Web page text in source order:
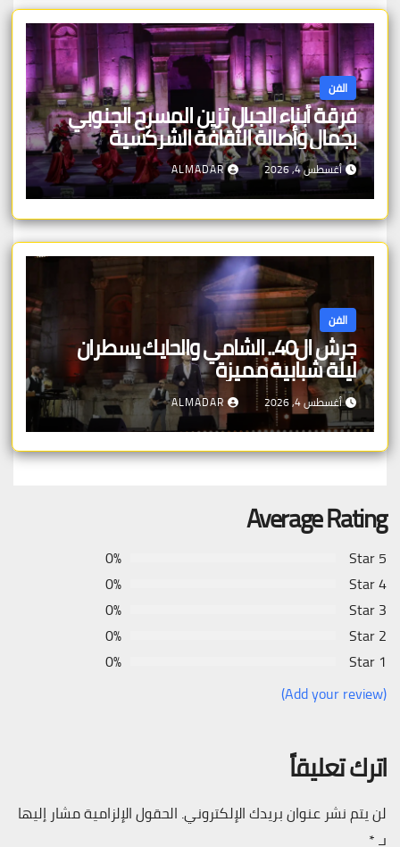
الفن
فرقة أبناء الجبال تزين المسرح الجنوبي
بجمال وأصالة الثقافة الشركسية
أغسطس 4, 2026 ALMADAR
الفن
جرش ال40.. الشامي والحايك يسطران
ليلة شبابية مميزة
أغسطس 4, 2026 ALMADAR
Average Rating
5 Star
0%
4 Star
0%
3 Star
0%
2 Star
0%
1 Star
0%
(Add your review)
اترك تعليقاً
لن يتم نشر عنوان بريدك الإلكتروني. الحقول الإلزامية مشار إليها
بـ*